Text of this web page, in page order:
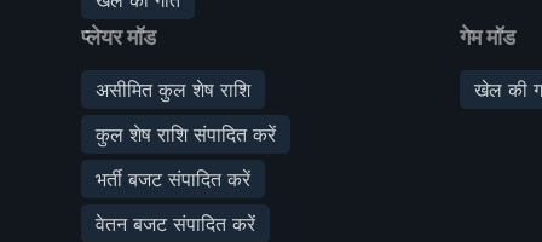
प्लेयर मॉड
असीमित कुल शेष राशि
कुल शेष राशि संपादित करें
भर्ती बजट संपादित करें
वेतन बजट संपादित करें
गेम मॉड
खेल की